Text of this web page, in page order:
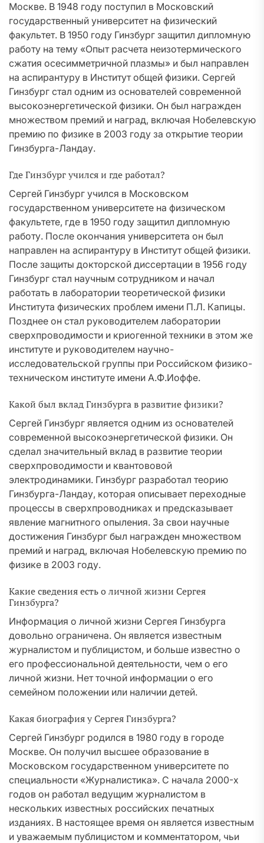
Москве. В 1948 году поступил в Московский
государственный университет на физический
факультет. В 1950 году Гинзбург защитил дипломную
работу на тему «Опыт расчета неизотермического
сжатия осесимметричной плазмы» и был направлен
на аспирантуру в Институт общей физики. Сергей
Гинзбург стал одним из основателей современной
высокоэнергетической физики. Он был награжден
множеством премий и наград, включая Нобелевскую
премию по физике в 2003 году за открытие теории
Гинзбурга-Ландау.
Где Гинзбург учился и где работал?
Сергей Гинзбург учился в Московском
государственном университете на физическом
факультете, где в 1950 году защитил дипломную
работу. После окончания университета он был
направлен на аспирантуру в Институт общей физики.
После защиты докторской диссертации в 1956 году
Гинзбург стал научным сотрудником и начал
работать в лаборатории теоретической физики
Института физических проблем имени П.Л. Капицы.
Позднее он стал руководителем лаборатории
сверхпроводимости и криогенной техники в этом же
институте и руководителем научно-
исследовательской группы при Российском физико-
техническом институте имени А.Ф.Иоффе.
Какой был вклад Гинзбурга в развитие физики?
Сергей Гинзбург является одним из основателей
современной высокоэнергетической физики. Он
сделал значительный вклад в развитие теории
сверхпроводимости и квантововой
электродинамики. Гинзбург разработал теорию
Гинзбурга-Ландау, которая описывает переходные
процессы в сверхпроводниках и предсказывает
явление магнитного опыления. За свои научные
достижения Гинзбург был награжден множеством
премий и наград, включая Нобелевскую премию по
физике в 2003 году.
Какие сведения есть о личной жизни Сергея
Гинзбурга?
Информация о личной жизни Сергея Гинзбурга
довольно ограничена. Он является известным
журналистом и публицистом, и больше известно о
его профессиональной деятельности, чем о его
личной жизни. Нет точной информации о его
семейном положении или наличии детей.
Какая биография у Сергея Гинзбурга?
Сергей Гинзбург родился в 1980 году в городе
Москве. Он получил высшее образование в
Московском государственном университете по
специальности «Журналистика». С начала 2000-х
годов он работал ведущим журналистом в
нескольких известных российских печатных
изданиях. В настоящее время он является известным
и уважаемым публицистом и комментатором, чьи